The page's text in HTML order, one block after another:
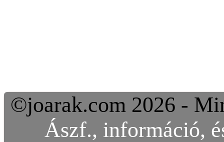
©joarak.com 2026 -
Ászf., információ,